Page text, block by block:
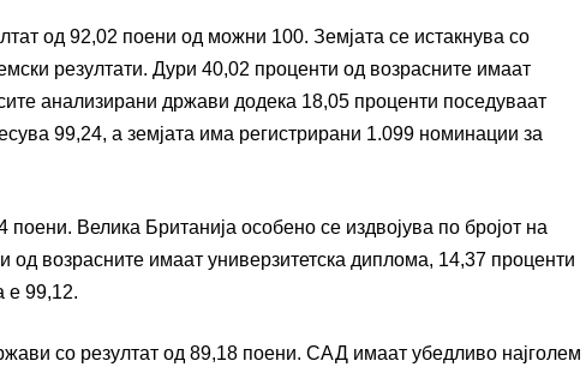
од 92,02 поени од можни 100. Земјата се истакнува со
резултати. Дури 40,02 проценти од возрасните имаат
анализирани држави додека 18,05 проценти поседуваат
99,24, а земјата има регистрирани 1.099 номинации за
Велика Британија особено се издвојува по бројот на
возрасните имаат универзитетска диплома, 14,37 проценти
е 99,12.
со резултат од 89,18 поени. САД имаат убедливо најголем